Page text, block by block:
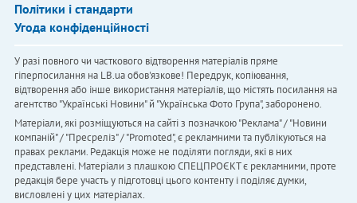
Політики і стандарти
Угода конфіденційності
У разі повного чи часткового відтворення матеріалів пряме
гіперпосилання на LB.ua обов'язкове! Передрук, копіювання,
відтворення або інше використання матеріалів, що містять посилання на
агентство "Українськi Новини" й "Українська Фото Група", заборонено.
Матеріали, які розміщуються на сайті з позначкою "Реклама" / "Новини
компаній" / "Пресреліз" / "Promoted", є рекламними та публікуються на
правах реклами. Редакція може не поділяти погляди, які в них
представлені. Матеріали з плашкою СПЕЦПРОЄКТ є рекламними, проте
редакція бере участь у підготовці цього контенту і поділяє думки,
висловлені у цих матеріалах.